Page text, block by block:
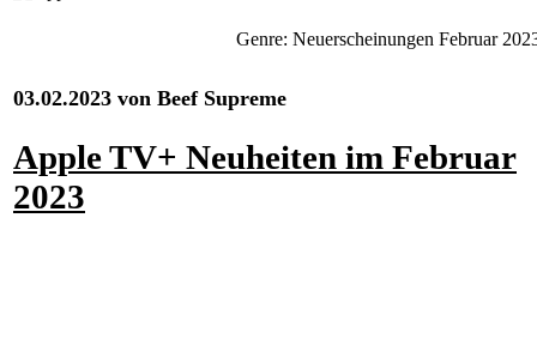
Genre: Neuerscheinungen Februar
03.02.2023 von Beef Supreme
Apple TV+ Neuheiten im Februar
2023